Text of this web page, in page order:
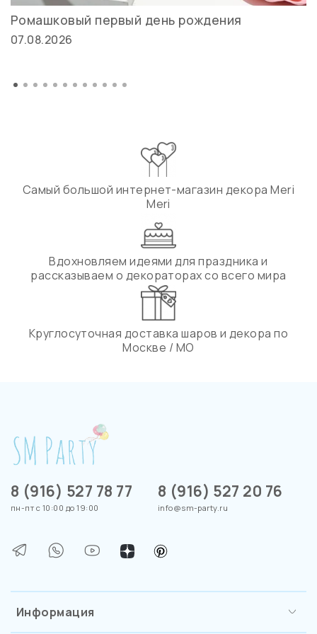
Ромашковый первый день рождения
07.08.2026
Самый большой интернет-магазин декора Meri
Meri
Вдохновляем идеями для праздника и
рассказываем о декораторах со всего мира
Круглосуточная доставка шаров и декора по
Москве / МО
Информация
8 (916) 527 78 77
пн-пт с 10:00 до 19:00
8 (916) 527 20 76
info@sm-party.ru